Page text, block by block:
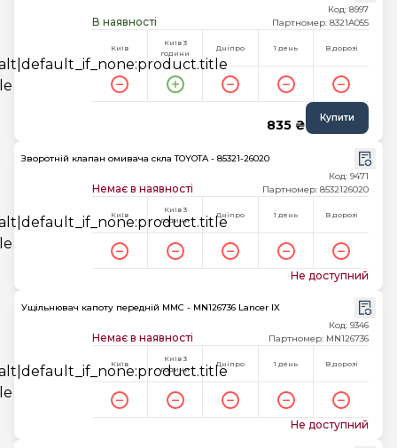
В наявності
Код: 8997
Партномер: 8321A055
Київ
Київ 3
години
Дніпро 1 день В дорозі
835 ₴ Купити
Зворотній клапан омивача скла TOYOTA - 85321-26020
Немає в наявності
Код: 9471
Партномер: 8532126020
Київ
Київ 3
години
Дніпро 1 день В дорозі
Не доступний
Ущільнювач капоту передній MMC - MN126736 Lancer IX
Немає в наявності
Код: 9346
Партномер: MN126736
Київ
Київ 3
години
Дніпро 1 день В дорозі
Не доступний